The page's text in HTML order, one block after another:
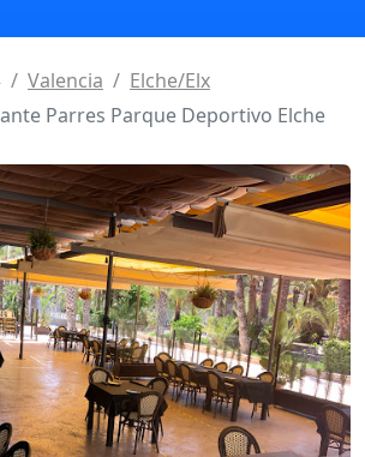
Valencia
Elche/Elx
Parres Parque Deportivo Elche